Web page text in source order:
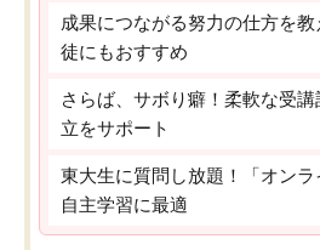
成果につながる努力の仕方を
徒にもおすすめ
さらば、サボり癖！柔軟な受
立をサポート
東大生に質問し放題！「オン
自主学習に最適